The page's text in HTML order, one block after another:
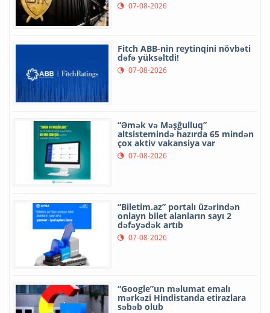
07-08-2026
Fitch ABB-nin reytinqini növbəti
dəfə yüksəltdi!
07-08-2026
“Əmək və Məşğulluq”
altsistemində hazırda 65 mindən
çox aktiv vakansiya var
07-08-2026
“Biletim.az” portalı üzərindən
onlayn bilet alanların sayı 2
dəfəyədək artıb
07-08-2026
“Google”un məlumat emalı
mərkəzi Hindistanda etirazlara
səbəb olub